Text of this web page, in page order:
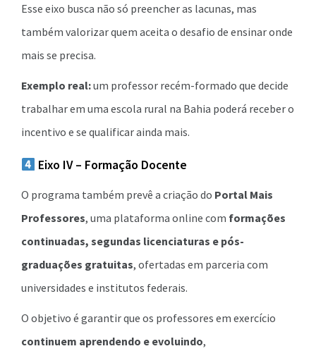
Esse eixo busca não só preencher as lacunas, mas
também valorizar quem aceita o desafio de ensinar onde
mais se precisa.
Exemplo real:um professor recém-formado que decide
trabalhar em uma escola rural na Bahia poderá receber o
incentivo e se qualificar ainda mais.
Eixo IV – Formação Docente
O programa também prevê a criação do Portal Mais
Professores, uma plataforma online com formações
continuadas, segundas licenciaturas e pós-
graduações gratuitas, ofertadas em parceria com
universidades e institutos federais.
O objetivo é garantir que os professores em exercício
continuem aprendendo e evoluindo,